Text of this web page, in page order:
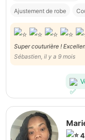
Ajustement de robe
Super couturière !
Sébastien, il y a 9 mois